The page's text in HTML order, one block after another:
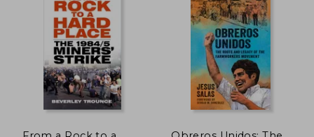
45%
dcto. $ 77.45
45%
dcto.